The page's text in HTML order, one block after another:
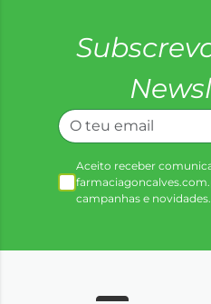
Aceito receber
campanhas e novidades.